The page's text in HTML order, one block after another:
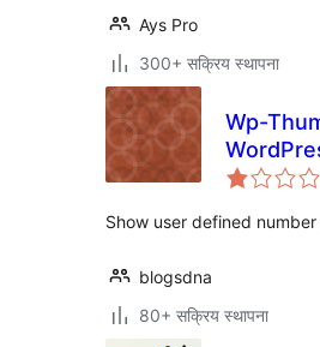
Ays Pro
300+ सक्रिय स्थापना
Wp-
Show user defined
blogsdna
80+ सक्रिय स्थापना